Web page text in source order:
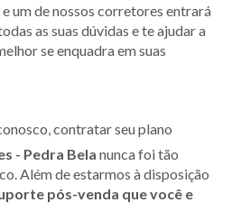
e um de nossos corretores entrará
as suas dúvidas e te ajudar a
se enquadra em suas
contratar seu plano
- Pedra Bela nunca foi tão
Além de estarmos à disposição
pós-venda que você e